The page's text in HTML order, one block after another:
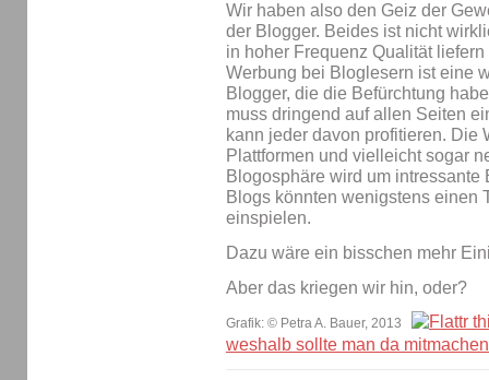
Wir haben also den Geiz der
der Blogger. Beides ist nicht
in hoher Frequenz Qualität
Werbung bei Bloglesern ist eine
Blogger, die die Befürchtung
muss dringend auf allen Seiten
kann jeder davon profitieren. Die
Plattformen und vielleicht sogar
Blogosphäre wird um
Blogs könnten wenigstens einen
einspielen.
Dazu wäre ein bisschen mehr
Aber das kriegen wir hin, oder?
Grafik: © Petra A. Bauer, 2013
weshalb sollte man da